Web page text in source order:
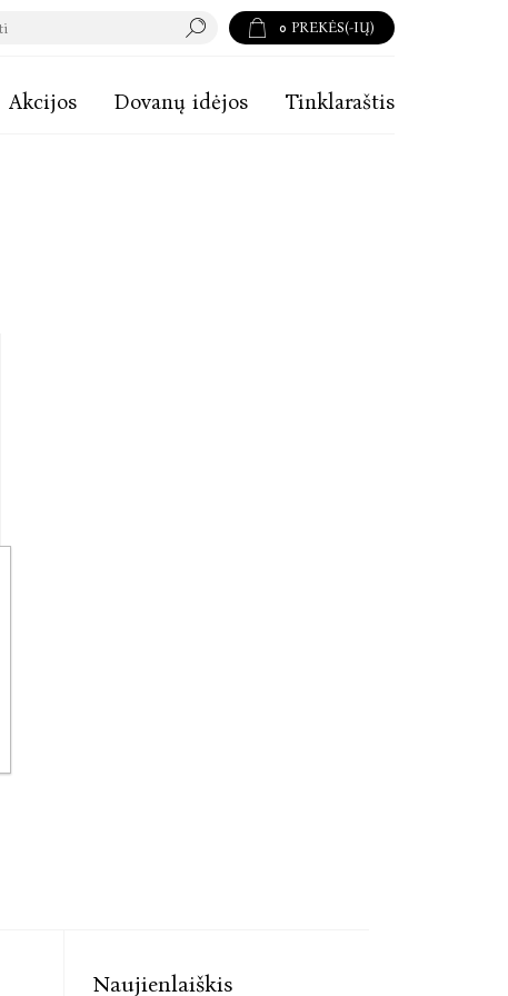
0 PREKĖS(-IŲ)
Akcijos Dovanų idėjos Tinklaraštis
Naujienlaiškis